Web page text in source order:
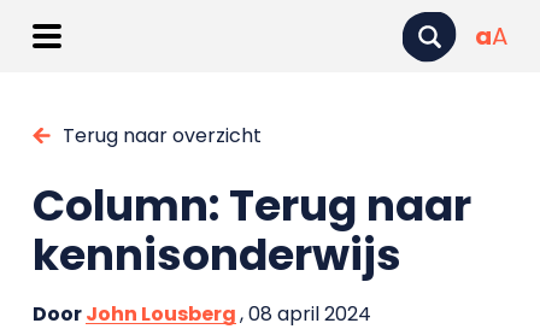
aA
Terug naar overzicht
Column: Terug naar
kennisonderwijs
DoorJohn Lousberg, 08 april 2024